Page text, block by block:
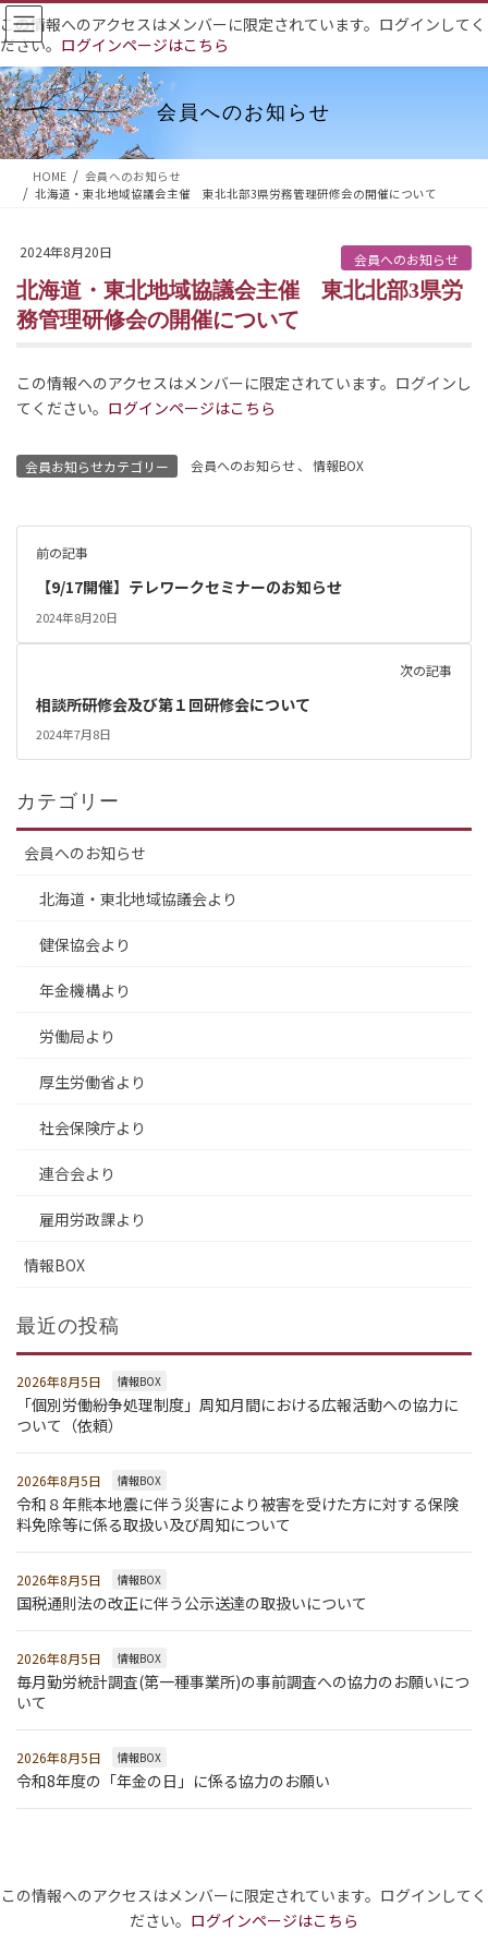
コ
ン
テ
ン
ツ
へ
ス
ナ
ビ
ゲ
ー
シ
ョ
ン
この情報へのアクセスはメンバーに限定されています。ログインしてく
ださい。 ログインページはこちら
会員へのお知らせ
HOME
会員へのお知らせ
北海道・東北地域協議会主催 東北北部3県労務管理研修会の開催について
2024年8月20日 会員へのお知らせ
北海道・東北地域協議会主催 東北北部3県労
務管理研修会の開催について
この情報へのアクセスはメンバーに限定されています。ログインし
てください。 ログインページはこちら
会員お知らせカテゴリー 会員へのお知らせ、 情報BOX
前の記事
【9/17開催】テレワークセミナーのお知らせ
2024年8月20日
次の記事
相談所研修会及び第１回研修会について
2024年7月8日
カテゴリー
会員へのお知らせ
北海道・東北地域協議会より
健保協会より
年金機構より
労働局より
厚生労働省より
社会保険庁より
連合会より
雇用労政課より
情報BOX
最近の投稿
2026年8月5日 情報BOX
「個別労働紛争処理制度」周知月間における広報活動への協力に
ついて（依頼）
2026年8月5日 情報BOX
令和８年熊本地震に伴う災害により被害を受けた方に対する保険
料免除等に係る取扱い及び周知について
2026年8月5日 情報BOX
国税通則法の改正に伴う公示送達の取扱いについて
2026年8月5日 情報BOX
毎月勤労統計調査(第一種事業所)の事前調査への協力のお願いにつ
いて
2026年8月5日 情報BOX
令和8年度の「年金の日」に係る協力のお願い
この情報へのアクセスはメンバーに限定されています。ログインしてく
ださい。 ログインページはこちら